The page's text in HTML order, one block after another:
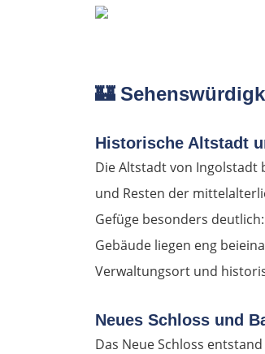
🏰
Historische Altstadt
Die Altstadt von Ingolstadt
und Resten der
Gefüge besonders
Gebäude liegen eng
Verwaltungsort und
Neues Schloss und
Das Neue Schloss